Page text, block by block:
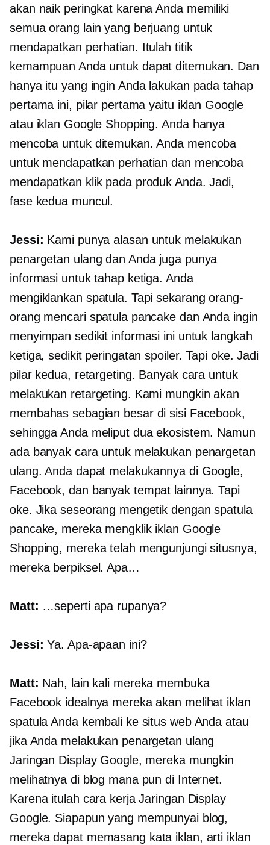
akan naik peringkat karena Anda memiliki
semua orang lain yang berjuang untuk
mendapatkan perhatian. Itulah titik
kemampuan Anda untuk dapat ditemukan. Dan
hanya itu yang ingin Anda lakukan pada tahap
pertama ini, pilar pertama yaitu iklan Google
atau iklan Google Shopping. Anda hanya
mencoba untuk ditemukan. Anda mencoba
untuk mendapatkan perhatian dan mencoba
mendapatkan klik pada produk Anda. Jadi,
fase kedua muncul.
Jessi: Kami punya alasan untuk melakukan
penargetan ulang dan Anda juga punya
informasi untuk tahap ketiga. Anda
mengiklankan spatula. Tapi sekarang orang-
orang mencari spatula pancake dan Anda ingin
menyimpan sedikit informasi ini untuk langkah
ketiga, sedikit peringatan spoiler. Tapi oke. Jadi
pilar kedua, retargeting. Banyak cara untuk
melakukan retargeting. Kami mungkin akan
membahas sebagian besar di sisi Facebook,
sehingga Anda meliput dua ekosistem. Namun
ada banyak cara untuk melakukan penargetan
ulang. Anda dapat melakukannya di Google,
Facebook, dan banyak tempat lainnya. Tapi
oke. Jika seseorang mengetik dengan spatula
pancake, mereka mengklik iklan Google
Shopping, mereka telah mengunjungi situsnya,
mereka berpiksel. Apa…
Matt: …seperti apa rupanya?
Jessi: Ya. Apa-apaan ini?
Matt: Nah, lain kali mereka membuka
Facebook idealnya mereka akan melihat iklan
spatula Anda kembali ke situs web Anda atau
jika Anda melakukan penargetan ulang
Jaringan Display Google, mereka mungkin
melihatnya di blog mana pun di Internet.
Karena itulah cara kerja Jaringan Display
Google. Siapapun yang mempunyai blog,
mereka dapat memasang kata iklan, arti iklan